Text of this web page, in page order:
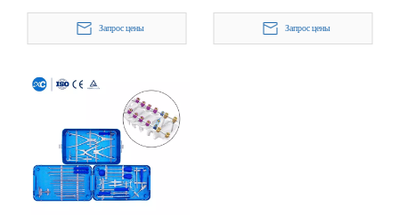
Запрос цены Запрос цены